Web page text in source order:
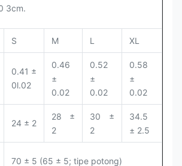
3cm.
S M L XL
0.41 ±
0l.02
0.46
±
0.02
0.52
±
0.02
0.58
±
0.02
24 ± 2
28 ±
2
30 ±
2
34.5
± 2.5
70 ± 5 (65 ± 5; tipe potong)